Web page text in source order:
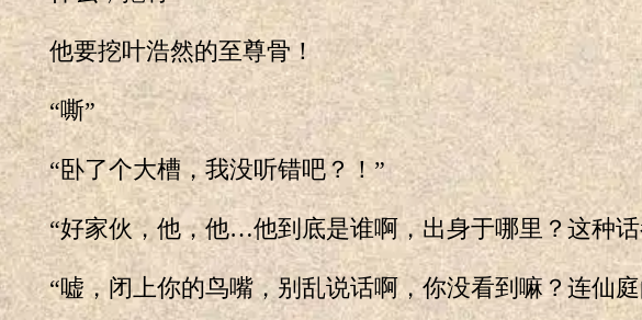
他要挖叶浩然的至尊骨！
“嘶”
“卧了个大槽，我没听错吧？！”
“好家伙，他，他…他到底是谁啊，出身于哪里？这种话
“嘘，闭上你的鸟嘴，别乱说话啊，你没看到嘛？连仙庭